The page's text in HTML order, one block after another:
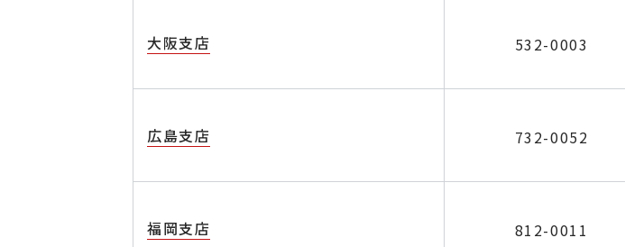
大阪支店 532-0003
広島支店 732-0052
福岡支店 812-0011